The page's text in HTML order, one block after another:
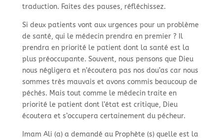
traduction. Faites des pauses, réfléchissez.
Si deux patients vont aux urgences pour un problème
de santé, qui le médecin prendra en premier ? Il
prendra en priorité le patient dont la santé est la
plus préoccupante. Souvent, nous pensons que Dieu
nous négligera et n’écoutera pas nos dou’as car nous
sommes très mauvais et avons commis beaucoup de
péchés. Mais tout comme le médecin traite en
priorité le patient dont l’état est critique, Dieu
écoutera et s’occupera certainement du pécheur.
Imam Ali (a) a demandé au Prophète (s) quelle est la